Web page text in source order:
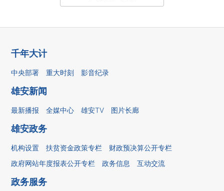
千年大计
中央部署 重大时刻 影音纪录
雄安新闻
最新播报 全媒中心 雄安TV 图片长廊
雄安政务
机构设置 扶贫资金政策专栏
财政预决算公开专栏
政府网站年度报表公开专栏
政务信息 互动交流
政务服务